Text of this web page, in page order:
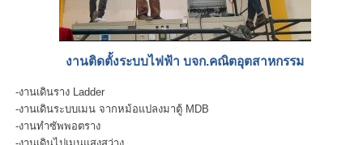
งานติดตั้งระบบไฟฟ้า บจก.คณิตอุตสาหกรรม
-งานเดินราง Ladder
-งานเดินระบบเมน จากหม้อแปลงมาตู้ MDB
-งานทำซัพพอตราง